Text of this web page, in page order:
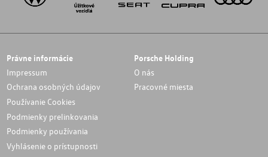
Právne informácie
Impressum
Ochrana osobných údajov
Používanie Cookies
Podmienky prelinkovania
Podmienky používania
Vyhlásenie o prístupnosti
Porsche Holding
O nás
Pracovné miesta